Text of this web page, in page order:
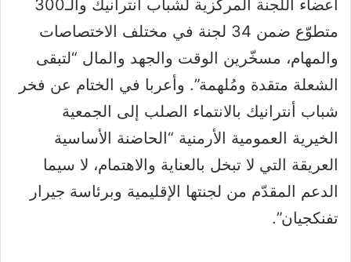
أعضاء اللجنة المركزية لشباب أنترانيك والـ300
متطوّع ضمن 34 لجنة في مختلف الاختصاصات
والمهام، مسخّرين الوقت والجهد والمال “لتبقى
الشعلة متقدة ومُلهمة”. وأعربا في الختام عن فخر
شباب أنترانيك بالانتماء الصلب إلى الجمعية
الخيرية العمومية الأرمنية “الحاضنة الأساسية
العريقة التي لا تبخل بالعناية والاهتمام، لا سيما
الدعم المقدّم من لجنتها الإقليمية وبرئاسة جيرار
تفنكجيان”.